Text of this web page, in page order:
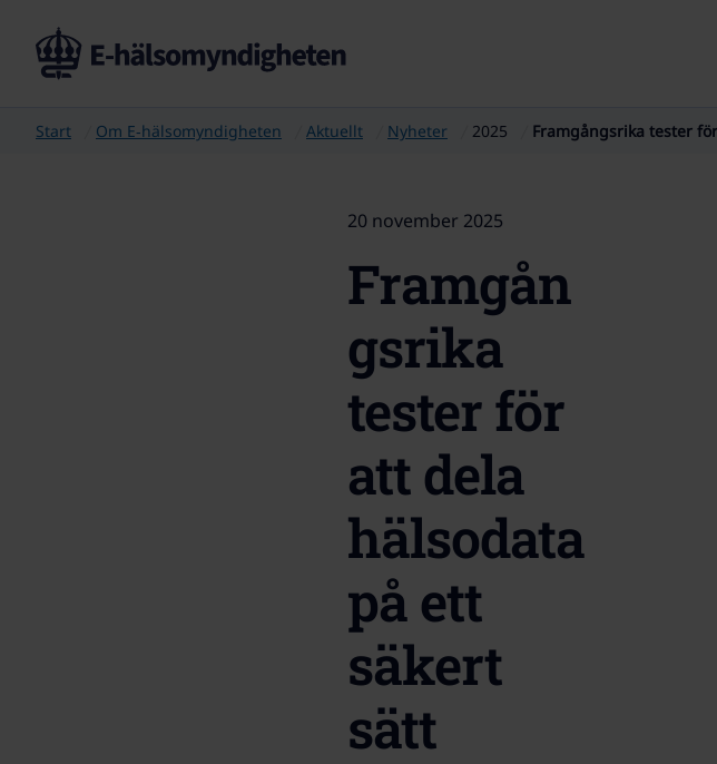
Start Om E‑hälsomyndigheten Aktuellt Nyheter 2025 Framgångsrika tester
Framgån
gsrika
tester för
att dela
hälsodata
på ett
säkert
sätt
20 november 2025